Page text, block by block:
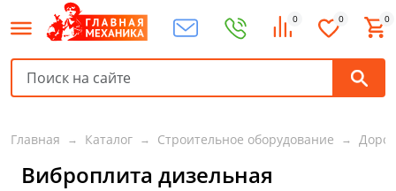
0 0 0
Главная Каталог Строительное оборудование
Виброплита дизельная